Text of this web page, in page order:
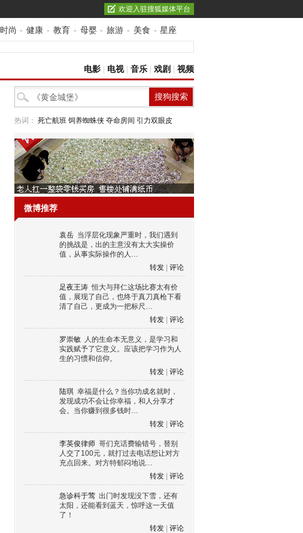
欢迎入驻搜狐媒体平台
时尚 - 健康 - 教育 - 母婴 - 旅游 - 美食 - 星座
电影 电视| 音乐 戏剧 视频
热词： 死亡航班 饲养蜘蛛侠 夺命房间 引力双眼皮
微博推荐
袁岳 当浮层化现象严重时，我们遇到
的挑战是，出的主意没有太大实操价
值，从事实际操作的人…
转发
评论
足夜王涛 恒大与拜仁这场比赛太有价
值，展现了自己，也终于真刀真枪下看
清了自己，更成为一把标尺…
转发
评论
罗崇敏 人的生命本无意义，是学习和
实践赋予了它意义。应该把学习作为人
生的习惯和信仰。
转发
评论
陆琪 幸福是什么？当你功成名就时，
发现成功不会让你幸福，和人分享才
会。当你赚到很多钱时…
转发
评论
李英俊律师 哥们充话费输错号，替别
人交了100元，就打过去电话想让对方
充点回来。对方特郁闷地说…
转发
评论
急诊科于莺 出门时发现没下雪，还有
太阳，还能看到蓝天，惊呼这一天值
了！
转发
评论